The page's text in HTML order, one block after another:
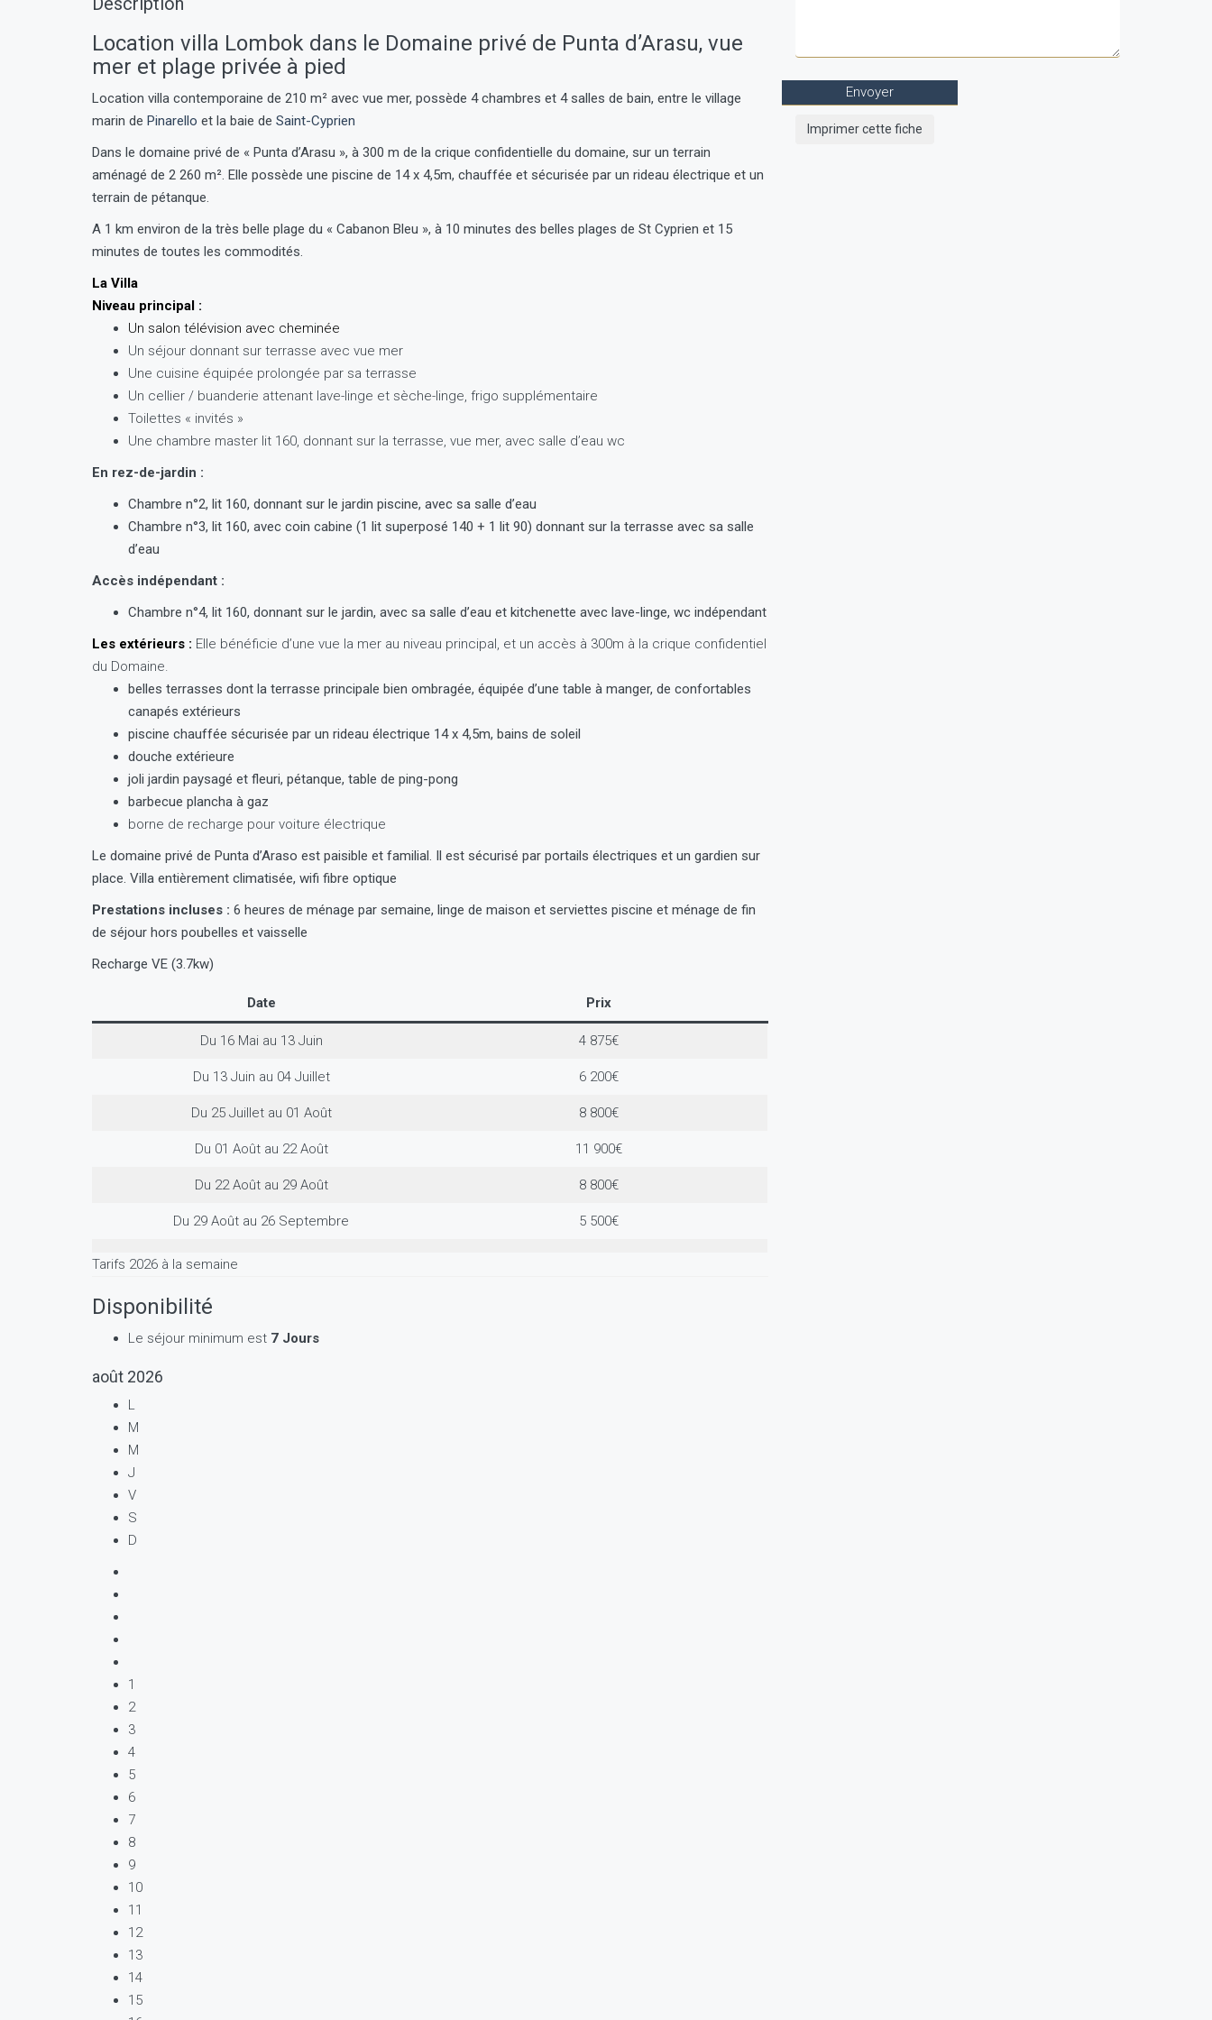
Location villa Lombok dans le Domaine privé de Punta d’Arasu, vue
mer et plage privée à pied
Location villa contemporaine de 210 m² avec vue mer, possède 4 chambres et 4 salles de bain, entre le village
marin de Pinarello et la baie de Saint-Cyprien
Dans le domaine privé de « Punta d’Arasu », à 300 m de la crique confidentielle du domaine, sur un terrain
aménagé de 2 260 m². Elle possède une piscine de 14 x 4,5m, chauffée et sécurisée par un rideau électrique et un
terrain de pétanque.
A 1 km environ de la très belle plage du « Cabanon Bleu », à 10 minutes des belles plages de St Cyprien et 15
minutes de toutes les commodités.
La Villa
Niveau principal :
Un salon télévision avec cheminée
Un séjour donnant sur terrasse avec vue mer
Une cuisine équipée prolongée par sa terrasse
Un cellier / buanderie attenant lave-linge et sèche-linge, frigo supplémentaire
Toilettes « invités »
Une chambre master lit 160, donnant sur la terrasse, vue mer, avec salle d’eau wc
En rez-de-jardin :
Chambre n°2, lit 160, donnant sur le jardin piscine, avec sa salle d’eau
Chambre n°3, lit 160, avec coin cabine (1 lit superposé 140 + 1 lit 90) donnant sur la terrasse avec sa salle
d’eau
Accès indépendant :
Chambre n°4, lit 160, donnant sur le jardin, avec sa salle d’eau et kitchenette avec lave-linge, wc indépendant
Les extérieurs : Elle bénéficie d’une vue la mer au niveau principal, et un accès à 300m à la crique confidentiel
du Domaine.
belles terrasses dont la terrasse principale bien ombragée, équipée d’une table à manger, de confortables
canapés extérieurs
piscine chauffée sécurisée par un rideau électrique 14 x 4,5m, bains de soleil
douche extérieure
joli jardin paysagé et fleuri, pétanque, table de ping-pong
barbecue plancha à gaz
borne de recharge pour voiture électrique
Le domaine privé de Punta d’Araso est paisible et familial. Il est sécurisé par portails électriques et un gardien sur
place. Villa entièrement climatisée, wifi fibre optique
Prestations incluses : 6 heures de ménage par semaine, linge de maison et serviettes piscine et ménage de fin
de séjour hors poubelles et vaisselle
Recharge VE (3.7kw)
Date Prix
Du 16 Mai au 13 Juin 4 875€
Du 13 Juin au 04 Juillet 6 200€
Du 25 Juillet au 01 Août 8 800€
Du 01 Août au 22 Août 11 900€
Du 22 Août au 29 Août 8 800€
Du 29 Août au 26 Septembre 5 500€
Tarifs 2026 à la semaine
Disponibilité
Le séjour minimum est 7 Jours
août 2026
L
M
M
J
V
S
D
1
2
3
4
5
6
7
8
9
10
11
12
13
14
15
Imprimer cette fiche